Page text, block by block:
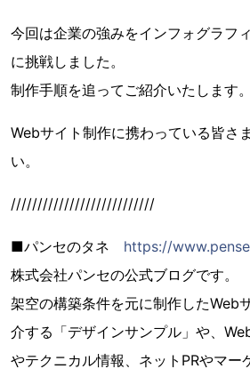
今回は企業の強みをインフォグラフ
に挑戦しました。
制作手順を追ってご紹介いたします。
Webサイト制作に携わっている皆さ
い。
///////////////////////////
■パンセのタネ https://
株式会社パンセの公式ブログです。
架空の構築条件を元に制作したWeb
介する「デザインサンプル」や、
やテクニカル情報、ネットPRやマー